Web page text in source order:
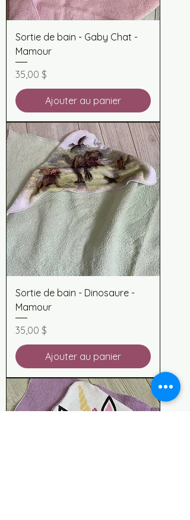
Sortie de bain - Gaby Chat -
Mamour
Prix
35,00 $
Ajouter au panier
Sortie de bain - Dinosaure -
Mamour
Prix
35,00 $
Ajouter au panier